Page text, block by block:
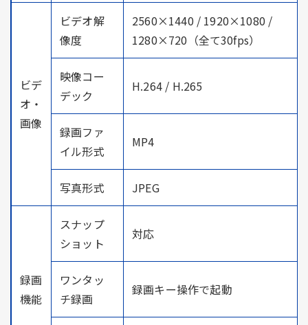
ビデ
オ・
画像
ビデオ解
像度
2560×1440 / 1920×1080 /
1280×720（全て30fps）
映像コー
デック
H.264 / H.265
録画ファ
イル形式
MP4
写真形式 JPEG
録画
機能
スナップ
ショット
対応
ワンタッ
チ録画
録画キー操作で起動